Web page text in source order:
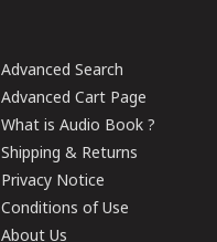
Advanced Search
Advanced Cart Page
What is Audio Book ?
Shipping & Returns
Privacy Notice
Conditions of Use
About Us